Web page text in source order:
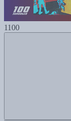
1100